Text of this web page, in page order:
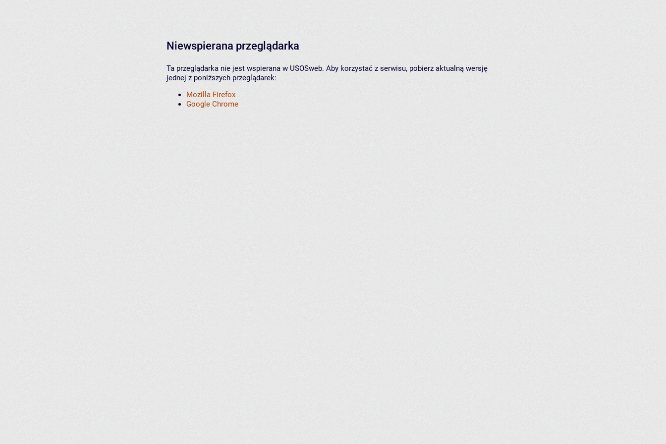
Niewspierana przeglądarka
Ta przeglądarka nie jest wspierana w USOSweb. Aby korzystać z serwisu, pobierz aktualną wersję
jednej z poniższych przeglądarek:
Mozilla Firefox
Google Chrome